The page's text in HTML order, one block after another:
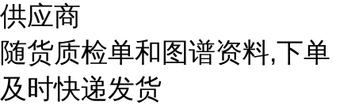
供应商
随货质检单和图谱资料,下单
及时快递发货